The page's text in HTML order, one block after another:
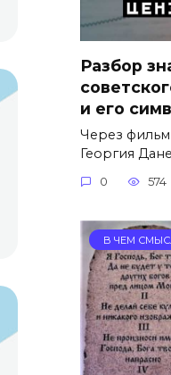
Разбор
и его
Через
Георгия
0 574
В ЧЕМ